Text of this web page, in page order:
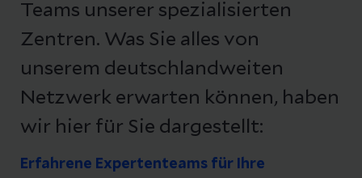
Teams unserer spezialisierten
Zentren. Was Sie alles von
unserem deutschlandweiten
Netzwerk erwarten können, haben
wir hier für Sie dargestellt:
Erfahrene Expertenteams für Ihre